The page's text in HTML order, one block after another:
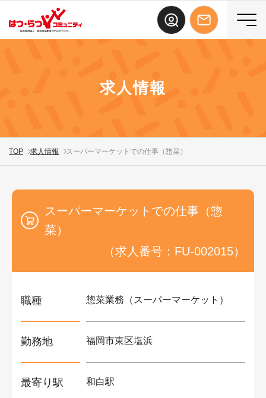
求人情報
TOP 求人情報 スーパーマーケットでの仕事（惣菜）
スーパーマーケットでの仕事（惣
菜）
（求人番号：FU-002015）
職種 惣菜業務（スーパーマーケット）
勤務地 福岡市東区塩浜
最寄り駅 和白駅